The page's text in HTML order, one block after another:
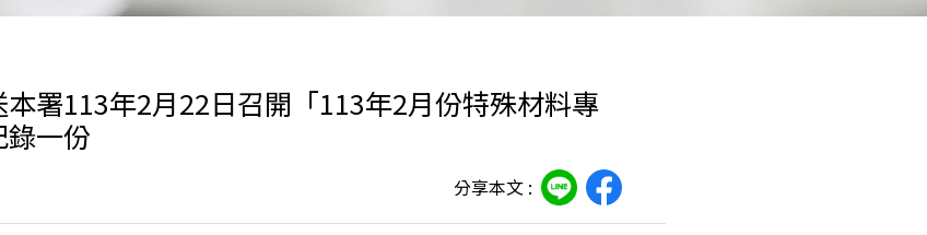
本署113年2月22日召開「113年2月份特殊材料專
一份
分享本文 :